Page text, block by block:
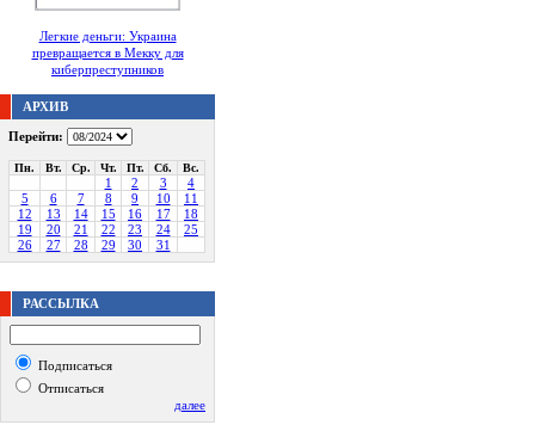
Легкие деньги: Украина
превращается в Мекку для
киберпреступников
АРХИВ
Перейти:
Пн. Вт. Ср. Чт. Пт. Сб. Вс.
1 2 3
4
5
6 7 8 9 10
11
12
13 14 15 16 17
18
19
20 21 22 23 24
25
26
27 28 29 30 31
РАССЫЛКА
Подписаться
Отписаться
далее